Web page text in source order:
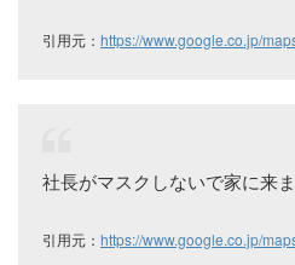
引用元： https://www.google.co.jp/
社長がマスクしないで家に来ま
引用元： https://www.google.co.jp/